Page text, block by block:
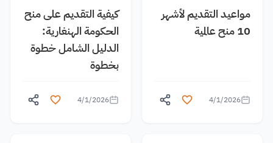
مواعيد التقديم لأشهر
10 منح عالمية
4/1/2026
كيفية التقديم على منح
الحكومة الهنغارية:
الدليل الشامل خطوة
بخطوة
4/1/2026